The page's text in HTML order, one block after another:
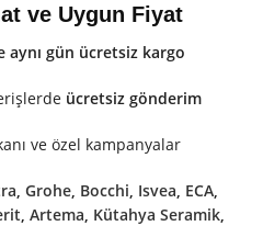
ve Uygun Fiyat
aynı gün ücretsiz kargo
ücretsiz gönderim
ve özel kampanyalar
, Grohe, Bocchi, Isvea, ECA,
,Artema, Kütahya Seramik,